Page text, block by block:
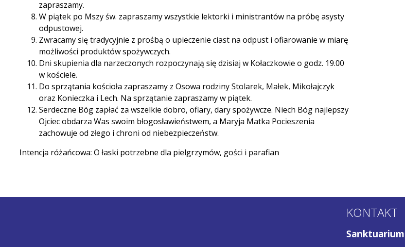
zapraszamy.
W piątek po Mszy św. zapraszamy wszystkie lektorki i ministrantów na próbę asysty
odpustowej.
Zwracamy się tradycyjnie z prośbą o upieczenie ciast na odpust i ofiarowanie w miarę
możliwości produktów spożywczych.
Dni skupienia dla narzeczonych rozpoczynają się dzisiaj w Kołaczkowie o godz. 19.00
w kościele.
Do sprzątania kościoła zapraszamy z Osowa rodziny Stolarek, Małek, Mikołajczyk
oraz Konieczka i Lech. Na sprzątanie zapraszamy w piątek.
Serdeczne Bóg zapłać za wszelkie dobro, ofiary, dary spożywcze. Niech Bóg najlepszy
Ojciec obdarza Was swoim błogosławieństwem, a Maryja Matka Pocieszenia
zachowuje od złego i chroni od niebezpieczeństw.
Intencja różańcowa: O łaski potrzebne dla pielgrzymów, gości i parafian
KONTAKT